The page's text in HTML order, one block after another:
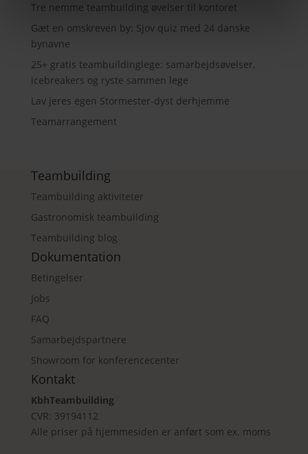
Tre nemme teambuilding øvelser til kontoret
Gæt en omskreven by: Sjov quiz med 24 danske
bynavne
25+ gratis teambuildinglege: samarbejdsøvelser,
icebreakers og ryste sammen lege
Lav jeres egen Stormester-dyst derhjemme
Teamarrangement
Teambuilding
Teambuilding aktiviteter
Gastronomisk teambuilding
Teambuilding blog
Dokumentation
Betingelser
Jobs
FAQ
Samarbejdspartnere
Showroom for konferencecenter
Kontakt
KbhTeambuilding
CVR: 39194112
Alle priser på hjemmesiden er anført som ex. moms